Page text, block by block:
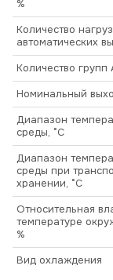
%
Количество
автоматических
Количество групп
Номинальный
Диапазон
среды, °С
Диапазон
среды при
хранении, °С
Относительная
температуре
%
Вид охлаждения